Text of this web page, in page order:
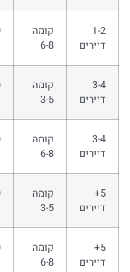
1-2
דיירים
קומה
6-8
3-4
דיירים
קומה
3-5
3-4
דיירים
קומה
6-8
5+
דיירים
קומה
3-5
5+
דיירים
קומה
6-8